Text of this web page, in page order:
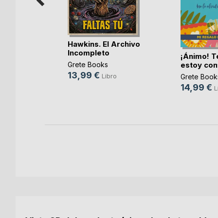
Hawkins. El Archivo
Incompleto
Grete Books
13,99 € Libro
¡Ánimo!
estoy
Grete
14,99 €